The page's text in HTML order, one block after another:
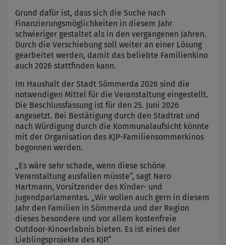
Grund dafür ist, dass sich die Suche nach
Finanzierungsmöglichkeiten in diesem Jahr
schwieriger gestaltet als in den vergangenen Jahren.
Durch die Verschiebung soll weiter an einer Lösung
gearbeitet werden, damit das beliebte Familienkino
auch 2026 stattfinden kann.
Im Haushalt der Stadt Sömmerda 2026 sind die
notwendigen Mittel für die Veranstaltung eingestellt.
Die Beschlussfassung ist für den 25. Juni 2026
angesetzt. Bei Bestätigung durch den Stadtrat und
nach Würdigung durch die Kommunalaufsicht könnte
mit der Organisation des KJP-Familiensommerkinos
begonnen werden.
„Es wäre sehr schade, wenn diese schöne
Veranstaltung ausfallen müsste“, sagt Nero
Hartmann, Vorsitzender des Kinder- und
Jugendparlamentes. „Wir wollen auch gern in diesem
Jahr den Familien in Sömmerda und der Region
dieses besondere und vor allem kostenfreie
Outdoor-Kinoerlebnis bieten. Es ist eines der
Lieblingsprojekte des KJP.“